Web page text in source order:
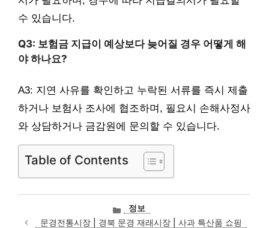
수 있습니다.
Q3: 보험금 지급이 예상보다 늦어질 경우 어떻게 해
야 하나요?
A3: 지연 사유를 확인하고 누락된 서류를 즉시 제출
하거나 보험사 조사에 협조하며, 필요시 손해사정사
와 상담하거나 금감원에 문의할 수 있습니다.
Table of Contents
카
테
정보
문경전통시장 | 경북 문경 재래시장 | 사과 특산품 쇼핑